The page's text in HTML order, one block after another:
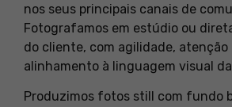
nos seus principais canais de
Fotografamos em estúdio ou
do cliente, com agilidade,
alinhamento à linguagem visual
Produzimos fotos still com fundo